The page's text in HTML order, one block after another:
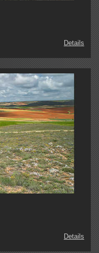
Details
Details